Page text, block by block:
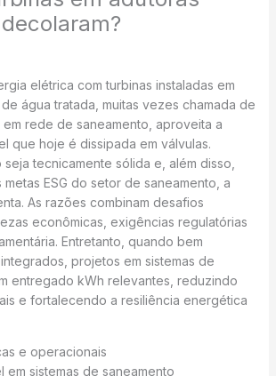
elétrica com turbinas instaladas em
água tratada, muitas vezes chamada de
rede de saneamento, aproveita a
que hoje é dissipada em válvulas.
seja tecnicamente sólida e, além disso,
metas ESG do setor de saneamento, a
As razões combinam desafios
econômicas, exigências regulatórias
Entretanto, quando bem
projetos em sistemas de
entregado kWh relevantes, reduzindo
e fortalecendo a resiliência energética
e operacionais
em sistemas de saneamento